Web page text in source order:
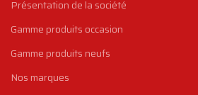
Présentation de la société
Gamme produits occasion
Gamme produits neufs
Nos marques